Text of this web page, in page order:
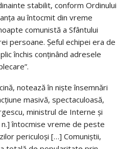
stabilit, conform Ordinului
au întocmit din vreme
comunistă a Sfântului
persoane. Şeful echipei era de
închis conţinând adresele
notează în nişte însemnări
masivă, spectaculoasă,
ministrul de Interne şi
n.] întocmise vreme de peste
periculoşi […] Comu­niştii,